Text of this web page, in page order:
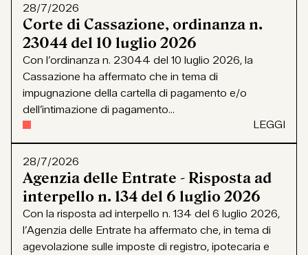
28/7/2026
Corte di Cassazione, ordinanza n.
23044 del 10 luglio 2026
Con l’ordinanza n. 23044 del 10 luglio 2026, la
Cassazione ha affermato che in tema di
impugnazione della cartella di pagamento e/o
dell’intimazione di pagamento...
LEGGI
28/7/2026
Agenzia delle Entrate - Risposta ad
interpello n. 134 del 6 luglio 2026
Con la risposta ad interpello n. 134 del 6 luglio 2026,
l’Agenzia delle Entrate ha affermato che, in tema di
agevolazione sulle imposte di registro, ipotecaria e